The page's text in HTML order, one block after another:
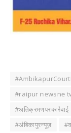
#raipur newsne
#अतिक्रमणपरकार्रवाई
#अंबिकापुरन्यूज़